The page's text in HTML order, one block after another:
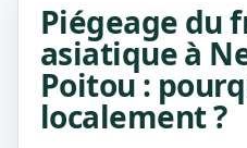
Piégeage du
asiatique à
Poitou :
localement ?